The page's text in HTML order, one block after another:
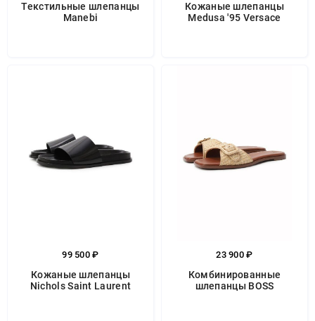
Текстильные шлепанцы
Manebi
Кожаные шлепанцы
Medusa '95 Versace
99 500 ₽
Кожаные шлепанцы
Nichols Saint Laurent
23 900 ₽
Комбинированные
шлепанцы BOSS